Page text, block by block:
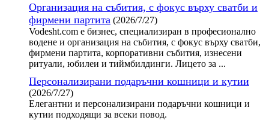
Организация на събития, с фокус върху сватби и
фирмени партита (2026/7/27)
Vodesht.com е бизнес, специализиран в професионално
водене и организация на събития, с фокус върху сватби,
фирмени партита, корпоративни събития, изнесени
ритуали, юбилеи и тиймбилдинги. Лицето за ...
Персонализирани подаръчни кошници и кутии
(2026/7/27)
Елегантни и персонализирани подаръчни кошници и
кутии подходящи за всеки повод.